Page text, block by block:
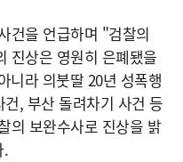
건을 언급하며 "검찰의
진상은 영원히 은폐됐을
니라 의붓딸 20년 성폭행
, 부산 돌려차기 사건 등
의 보완수사로 진상을 밝
.